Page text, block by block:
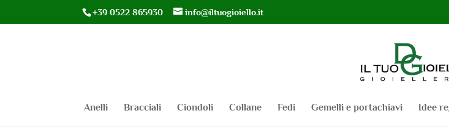
+39 0522 865930 info@iltuogioiello.it
Anelli Bracciali Ciondoli Collane Fedi Gemelli e portachiavi Idee